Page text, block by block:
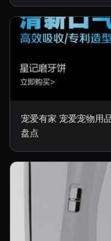
宠爱有家 宠爱宠物用
盘点